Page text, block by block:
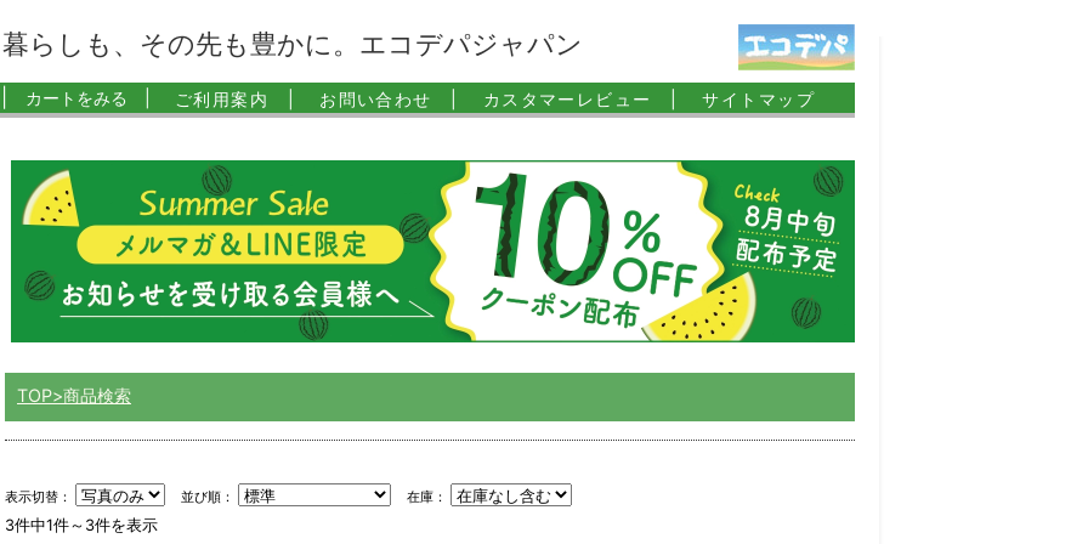
暮らしも、その先も豊かに。エコデパジャパン
カートをみる | ご利用案内 | お問い合わせ | カスタマーレビュー | サイトマップ
TOP 商品検索
表示切替： 並び順： 在庫：
3件中1件～3件を表示